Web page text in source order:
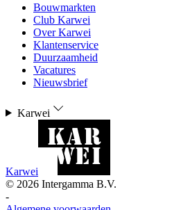
Bouwmarkten
Club Karwei
Over Karwei
Klantenservice
Duurzaamheid
Vacatures
Nieuwsbrief
Karwei
Karwei
© 2026 Intergamma B.V.
-